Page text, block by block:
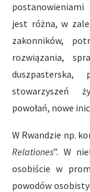
postanowieniami
jest różna, w
zakonników,
rozwiązania,
stowarzyszeń
powołań, nowe
W Rwandzie np.
Relationes”. W
osobiście w
powodów